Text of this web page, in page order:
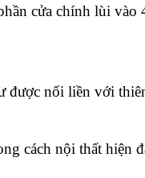
cửa chính lùi
được nối liền với
cách nội thất hiện